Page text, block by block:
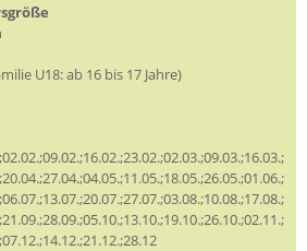
U18: ab 16 bis 17 Jahre)